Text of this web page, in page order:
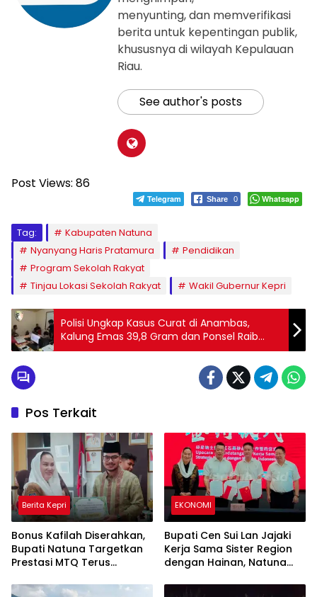
menyunting, dan memverifikasi
berita untuk kepentingan publik,
khususnya di wilayah Kepulauan
Riau.
See author's posts
Post Views: 86
Telegram Share 0 Whatsapp
Tag:
Kabupaten Natuna
Nyanyang Haris Pratamura
Pendidikan
Program Sekolah Rakyat
Tinjau Lokasi Sekolah Rakyat
Wakil Gubernur Kepri
Polisi Ungkap Kasus Curat di Anambas,
Kalung Emas 39,8 Gram dan Ponsel Raib
Saat Pesta Pernikahan
Pos Terkait
Berita Kepri
Bonus Kafilah Diserahkan,
Bupati Natuna Targetkan
Prestasi MTQ Terus
EKONOMI
Bupati Cen Sui Lan Jajaki
Kerja Sama Sister Region
dengan Hainan, Natuna